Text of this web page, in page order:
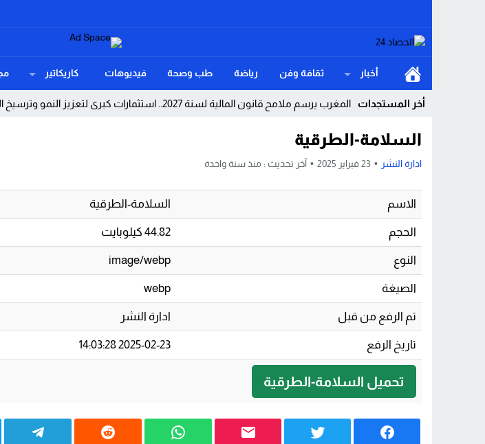
أخبار ثقافة وفن رياضة طب وصحة فيديوهات كاريكاتير
أخر المستجدات المغرب يرسم ملامح قانون المالية لسنة 2027.. استثمارات كبرى لتعزيز النمو وترسيخ الدولة الاجتماعية
موظفة جماعية متقاعدة تطالب وزير الداخلية بإنصافها في ملف التقاعد
سيدي إفني هل توقفت العدالة التاريخية عند حدود النسيان!
توقيف شخص بمراكش للاشتباه في تورطه في ابتزاز سائحين وممارسة الإرشاد
القنيطرة.. سقوط مفاجئ داخل ورش يودي بحياة عامل
لست أولى بالعتاب… حين يكون الوطن والكرامة فوق كل اعتبار.
دولة 12 قرنا ومقبرة «البوشتيين» أكبر عمرا من الجزائر.. حين قال الفيل للنملة: «شكون حاس بيك؟!»
مستشفى القرب بأولاد تايمة.. حين يتحول الخصاص في الموارد البشرية والتجهيزات إلى
السلامة-الطرقية
ادارة النشر 23 فبراير 2025 آخر تحديث : منذ سنة واحدة
الاسم السلامة-الطرقية
الحجم 44.82 كيلوبايت
النوع image/webp
الصيغة webp
تم الرفع من قبل ادارة النشر
تاريخ الرفع 2025-02-23 14:03:28
تحميل السلامة-الطرقية